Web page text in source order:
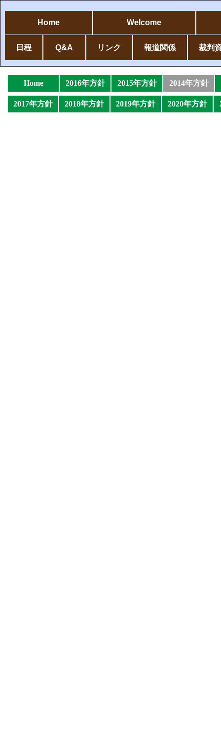
Home Welcome
日程 Q&A リンク 報道関係 裁判
Home 2016年方針 2015年方針 2014年方針
2017年方針 2018年方針 2019年方針 2020年方針